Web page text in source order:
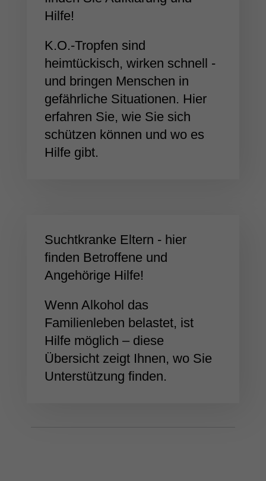
Hilfe!
K.O.-Tropfen sind
heimtückisch, wirken schnell -
und bringen Menschen in
gefährliche Situationen. Hier
erfahren Sie, wie Sie sich
schützen können und wo es
Hilfe gibt.
Suchtkranke Eltern - hier
finden Betroffene und
Angehörige Hilfe!
Wenn Alkohol das
Familienleben belastet, ist
Hilfe möglich – diese
Übersicht zeigt Ihnen, wo Sie
Unterstützung finden.